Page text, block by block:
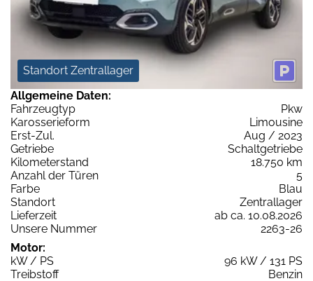
Standort Zentrallager
Allgemeine Daten:
Fahrzeugtyp
Pkw
Karosserieform
Limousine
Erst-Zul.
Aug / 2023
Getriebe
Schaltgetriebe
Kilometerstand
18.750 km
Anzahl der Türen
5
Farbe
Blau
Standort
Zentrallager
Lieferzeit
ab ca. 10.08.2026
Unsere Nummer
2263-26
Motor:
kW / PS
96 kW / 131 PS
Treibstoff
Benzin